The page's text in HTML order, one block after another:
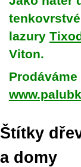
lazury
Viton.
Štítky
a domy